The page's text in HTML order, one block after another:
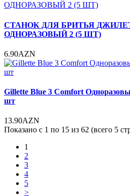
СТАНОК ДЛЯ БРИТЬЯ ДЖИЛЕТ
ОДНОРАЗОВЫЙ 2 (5 ШТ)
6.90AZN
Gillette Blue 3 Comfort
шт
13.90AZN
Показано с 1 по 15 из 62 (всего 5
1
2
3
4
5
>